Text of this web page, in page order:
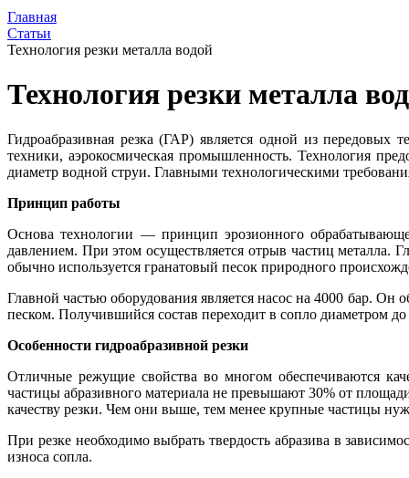
Главная
Статьи
Технология резки металла водой
Технология резки металла
Гидроабразивная резка (ГАР) является одной из передовых
техники, аэрокосмическая промышленность. Технология
диаметр водной струи. Главными технологическими
Принцип работы
Основа технологии — принцип эрозионного
давлением. При этом осуществляется отрыв частиц металла.
обычно используется гранатовый песок природного
Главной частью оборудования является насос на 4000 бар. Он
песком. Получившийся состав переходит в сопло диаметром
Особенности гидроабразивной резки
Отличные режущие свойства во многом обеспечиваются
частицы абразивного материала не превышают 30% от
качеству резки. Чем они выше, тем менее крупные частицы
При резке необходимо выбрать твердость абразива в
износа сопла.